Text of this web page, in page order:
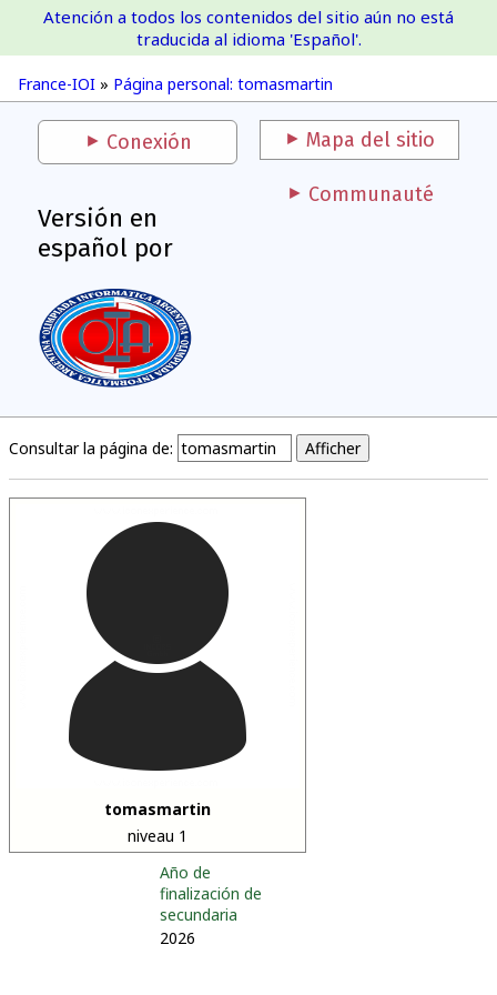
France-IOI
France-IOI » Página personal: tomasmartin
Atención a todos los contenidos del sitio aún no está
traducida al idioma 'Español'.
Conexión Mapa del sitio
Versión en
español por
Communauté
Consultar la página de:
tomasmartin
niveau 1
Año de
finalización de
secundaria
2026